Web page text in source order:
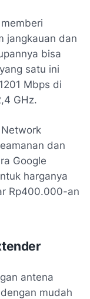
jangkauan dan
bisa
satu ini
Mbps di
GHz.
dan
Google
harganya
Rp400.000-an
antena
mudah